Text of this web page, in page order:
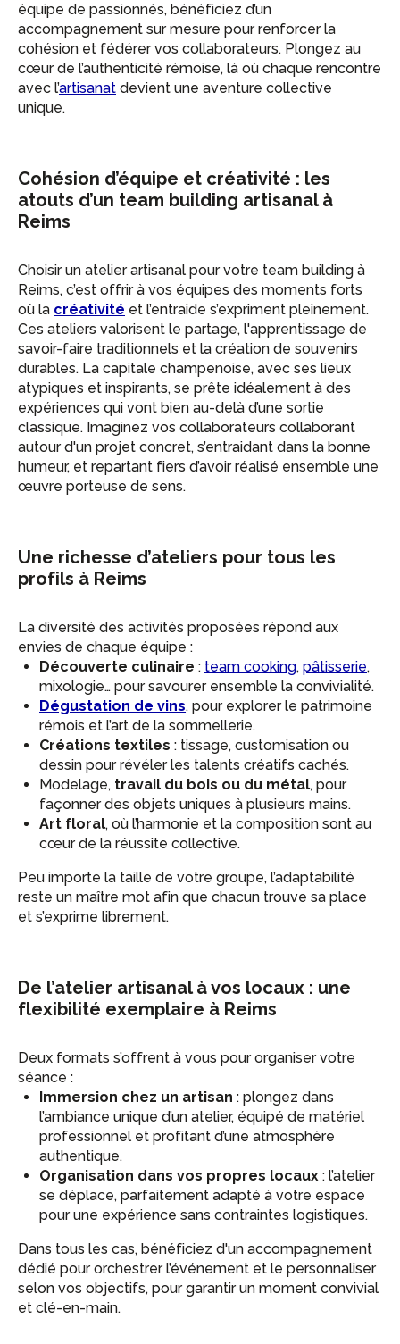
équipe de passionnés, bénéficiez d’un
accompagnement sur mesure pour renforcer la
cohésion et fédérer vos collaborateurs. Plongez au
cœur de l’authenticité rémoise, là où chaque rencontre
avec l’artisanat devient une aventure collective
unique.
Cohésion d’équipe et créativité : les
atouts d’un team building artisanal à
Reims
Choisir un atelier artisanal pour votre team building à
Reims, c’est offrir à vos équipes des moments forts
où la créativité et l’entraide s’expriment pleinement.
Ces ateliers valorisent le partage, l'apprentissage de
savoir-faire traditionnels et la création de souvenirs
durables. La capitale champenoise, avec ses lieux
atypiques et inspirants, se prête idéalement à des
expériences qui vont bien au-delà d’une sortie
classique. Imaginez vos collaborateurs collaborant
autour d'un projet concret, s’entraidant dans la bonne
humeur, et repartant fiers d’avoir réalisé ensemble une
œuvre porteuse de sens.
Une richesse d’ateliers pour tous les
profils à Reims
La diversité des activités proposées répond aux
envies de chaque équipe :
Découverte culinaire : team cooking, pâtisserie,
mixologie… pour savourer ensemble la convivialité.
Dégustation de vins, pour explorer le patrimoine
rémois et l’art de la sommellerie.
Créations textiles : tissage, customisation ou
dessin pour révéler les talents créatifs cachés.
Modelage, travail du bois ou du métal, pour
façonner des objets uniques à plusieurs mains.
Art floral, où l’harmonie et la composition sont au
cœur de la réussite collective.
Peu importe la taille de votre groupe, l’adaptabilité
reste un maître mot afin que chacun trouve sa place
et s’exprime librement.
De l’atelier artisanal à vos locaux : une
flexibilité exemplaire à Reims
Deux formats s’offrent à vous pour organiser votre
séance :
Immersion chez un artisan : plongez dans
l’ambiance unique d’un atelier, équipé de matériel
professionnel et profitant d’une atmosphère
authentique.
Organisation dans vos propres locaux : l’atelier
se déplace, parfaitement adapté à votre espace
pour une expérience sans contraintes logistiques.
Dans tous les cas, bénéficiez d'un accompagnement
dédié pour orchestrer l’événement et le personnaliser
selon vos objectifs, pour garantir un moment convivial
et clé-en-main.